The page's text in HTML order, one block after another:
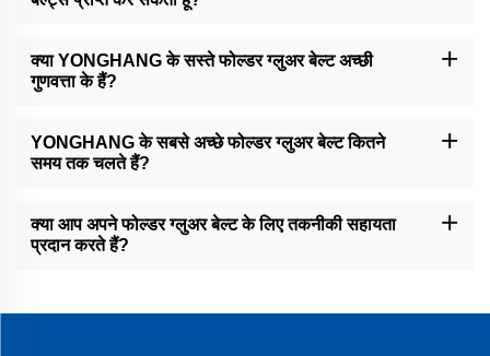
काम करेगी ताकि आपकी जरूरतों को समझ सके और आपकी ठीक विवरणों के अनुसार
बेल्ट्स बनाएं।
क्या YONGHANG के सस्ते फोल्डर ग्लुअर बेल्ट अच्छी
गुणवत्ता के हैं?
यकीन करते हैं कि हमारे सभी उत्पाद उद्योग की आवश्यकताओं के लिए प्रदर्शन और
विश्वसनीयता में बराबर या अधिक हों।
YONGHANG के सबसे अच्छे फोल्डर ग्लुअर बेल्ट कितने
समय तक चलते हैं?
हालांकि, हमारे सबसे अच्छे फोल्डर ग्ल्यूअर बेल्ट्स लंबे समय तक उपयोग के लिए
डिज़ाइन किए गए हैं और उचित रखरखाव के साथ लगातार संचालन का सामना कर सकते
क्या आप अपने फोल्डर ग्लुअर बेल्ट के लिए तकनीकी सहायता
प्रदान करते हैं?
और आपके किसी भी अन्य प्रश्नों के साथ।